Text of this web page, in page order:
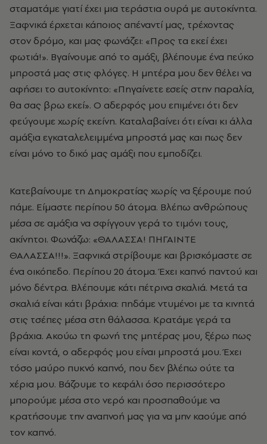
σταματάμε γιατί έχει μια τεράστια ουρά με αυτοκίνητα.
Ξαφνικά έρχεται κάποιος απέναντί μας, τρέχοντας
στον δρόμο, και μας φωνάζει: «Προς τα εκεί έχει
φωτιά!». Βγαίνουμε από το αμάξι, βλέπουμε ένα πεύκο
μπροστά μας στις φλόγες. Η μητέρα μου δεν θέλει να
αφήσει το αυτοκίνητο: «Πηγαίνετε εσείς στην παραλία,
θα σας βρω εκεί». Ο αδερφός μου επιμένει ότι δεν
φεύγουμε χωρίς εκείνη. Καταλαβαίνει ότι είναι κι άλλα
αμάξια εγκαταλελειμμένα μπροστά μας και πως δεν
είναι μόνο το δικό μας αμάξι που εμποδίζει.
Κατεβαίνουμε τη Δημοκρατίας χωρίς να ξέρουμε πού
πάμε. Είμαστε περίπου 50 άτομα. Βλέπω ανθρώπους
μέσα σε αμάξια να σφίγγουν γερά το τιμόνι τους,
ακίνητοι. Φωνάζω: «ΘΑΛΑΣΣΑ! ΠΗΓΑΙΝΤΕ
ΘΑΛΑΣΣΑ!!!». Ξαφνικά στρίβουμε και βρισκόμαστε σε
ένα οικόπεδο. Περίπου 20 άτομα. Έχει καπνό παντού και
μόνο δέντρα. Βλέπουμε κάτι πέτρινα σκαλιά. Μετά τα
σκαλιά είναι κάτι βράχια: πηδάμε ντυμένοι με τα κινητά
στις τσέπες μέσα στη θάλασσα. Κρατάμε γερά τα
βράχια. Ακούω τη φωνή της μητέρας μου, ξέρω πως
είναι κοντά, ο αδερφός μου είναι μπροστά μου. Έχει
τόσο μαύρο πυκνό καπνό, που δεν βλέπω ούτε τα
χέρια μου. Βάζουμε το κεφάλι όσο περισσότερο
μπορούμε μέσα στο νερό και προσπαθούμε να
κρατήσουμε την αναπνοή μας για να μην καούμε από
τον καπνό.